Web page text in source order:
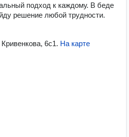
подход к каждому. В беде
решение любой трудности.
6с1. На карте